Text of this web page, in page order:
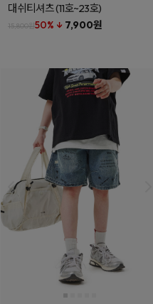
대쉬티셔츠(11호~23호)
15,800원50% ↓ 7,900원